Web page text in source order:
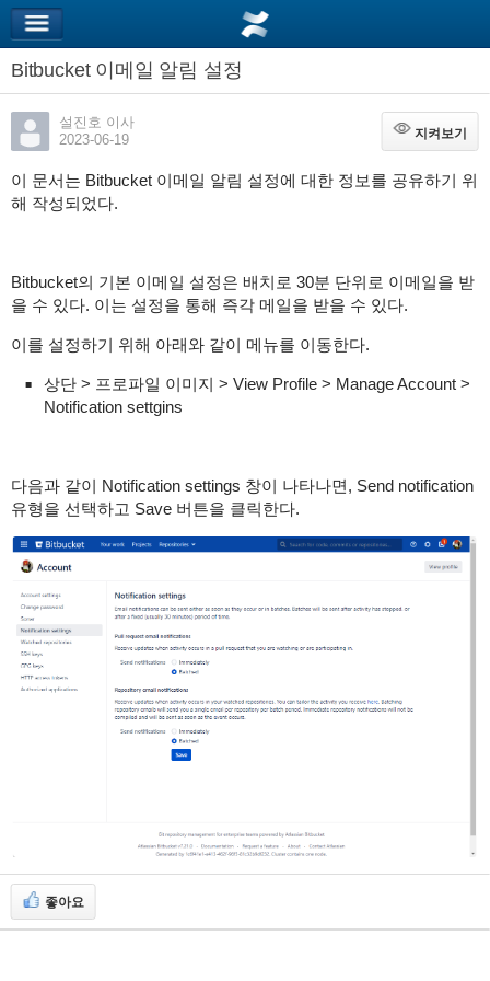
Bitbucket 이메일 알림 설정
설진호 이사
2023-06-19
지켜보기
지켜보기
이 문서는 Bitbucket 이메일 알림 설정에 대한 정보를 공유하기 위
해 작성되었다.
Bitbucket의 기본 이메일 설정은 배치로 30분 단위로 이메일을 받
을 수 있다. 이는 설정을 통해 즉각 메일을 받을 수 있다.
이를 설정하기 위해 아래와 같이 메뉴를 이동한다.
상단 > 프로파일 이미지 > View Profile > Manage Account >
Notification settgins
다음과 같이 Notification settings 창이 나타나면, Send notification
유형을 선택하고 Save 버튼을 클릭한다.
좋아요